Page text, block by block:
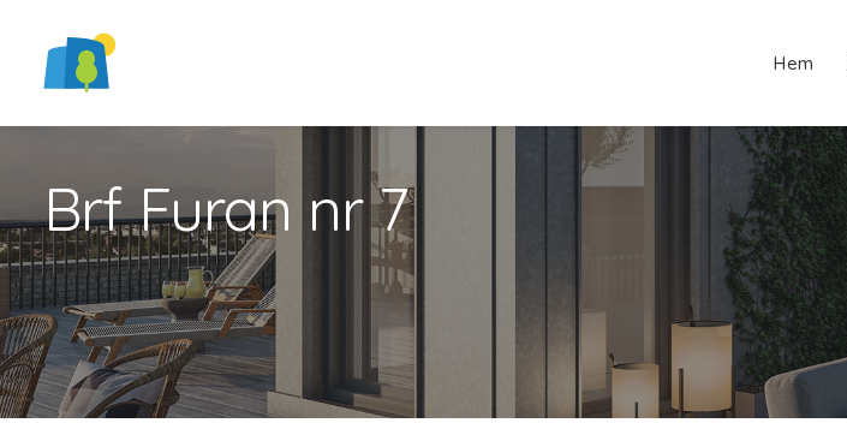
Hem
Brf Furan nr 7